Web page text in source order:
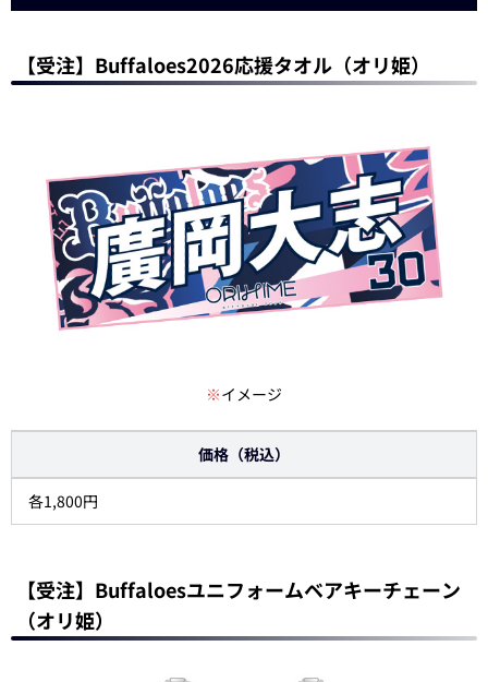
【受注】Buffaloes2026応援タオル（オリ姫）
※イメージ
価格（税込）
各1,800円
【受注】Buffaloesユニフォームベアキーチェーン
（オリ姫）